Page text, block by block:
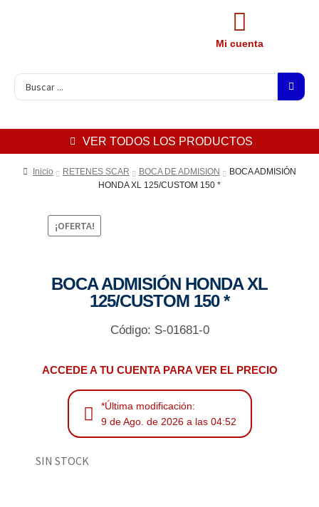
Mi cuenta
VER TODOS LOS PRODUCTOS
Inicio RETENES SCAR BOCA DE ADMISION
BOCA ADMISIÓN
HONDA XL 125/CUSTOM 150 *
¡OFERTA!
BOCA ADMISIÓN HONDA XL
125/CUSTOM 150 *
Código: S-01681-0
ACCEDE A TU CUENTA PARA VER EL PRECIO
*Última modificación:
9 de Ago. de 2026 a las 04:52
SIN STOCK